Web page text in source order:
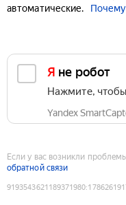
автоматические.
Почему
Я не робот
Нажмите,
Yandex
Если у вас возникли
обратной связи
9193543621189371980: